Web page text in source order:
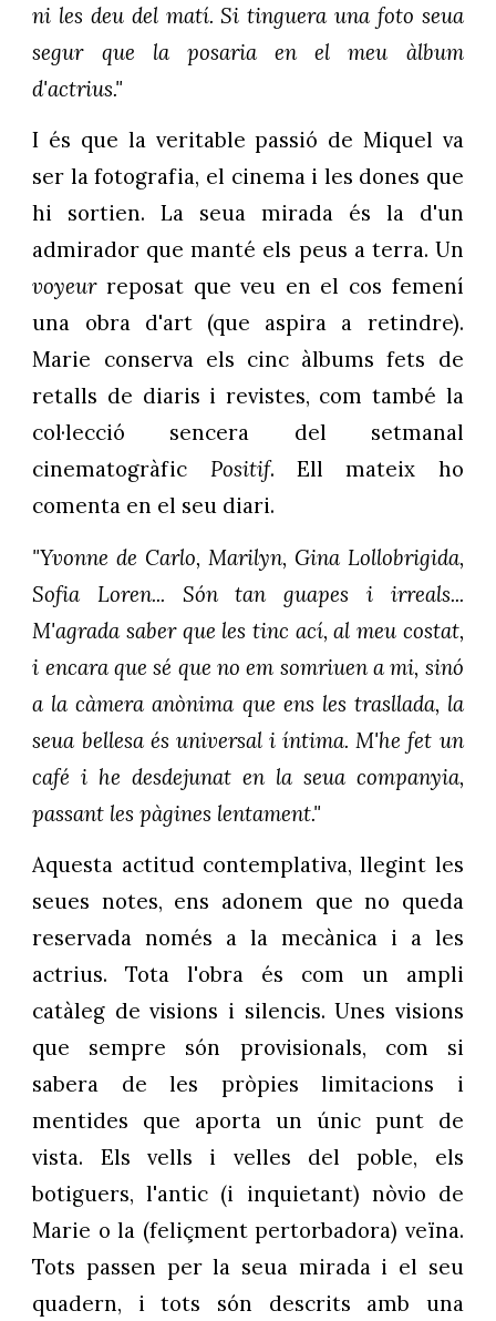
ni les deu del matí. Si tinguera una foto seua
segur que la posaria en el meu àlbum
d'actrius."
I és que la veritable passió de Miquel va
ser la fotografia, el cinema i les dones que
hi sortien. La seua mirada és la d'un
admirador que manté els peus a terra. Un
voyeurreposat que veu en el cos femení
una obra d'art (que aspira a retindre).
Marie conserva els cinc àlbums fets de
retalls de diaris i revistes, com també la
col·lecció sencera del setmanal
cinematogràfic Positif. Ell mateix ho
comenta en el seu diari.
"Yvonne de Carlo, Marilyn, Gina Lollobrigida,
Sofia Loren... Són tan guapes i irreals...
M'agrada saber que les tinc ací, al meu costat,
i encara que sé que no em somriuen a mi, sinó
a la càmera anònima que ens les trasllada, la
seua bellesa és universal i íntima. M'he fet un
café i he desdejunat en la seua companyia,
passant les pàgines lentament."
Aquesta actitud contemplativa, llegint les
seues notes, ens adonem que no queda
reservada només a la mecànica i a les
actrius. Tota l'obra és com un ampli
catàleg de visions i silencis. Unes visions
que sempre són provisionals, com si
sabera de les pròpies limitacions i
mentides que aporta un únic punt de
vista. Els vells i velles del poble, els
botiguers, l'antic (i inquietant) nòvio de
Marie o la (feliçment pertorbadora) veïna.
Tots passen per la seua mirada i el seu
quadern, i tots són descrits amb una